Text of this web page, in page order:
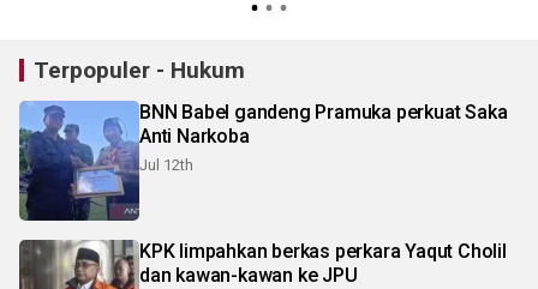
Terpopuler - Hukum
BNN Babel gandeng Pramuka perkuat Saka
Anti Narkoba
Jul 12th
KPK limpahkan berkas perkara Yaqut Cholil
dan kawan-kawan ke JPU